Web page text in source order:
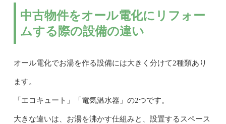
中古物件をオール電化にリフォー
ムする際の設備の違い
オール電化でお湯を作る設備には大きく分けて2種類あり
ます。
「エコキュート」「電気温水器」の2つです。
大きな違いは、お湯を沸かす仕組みと、設置するスペース